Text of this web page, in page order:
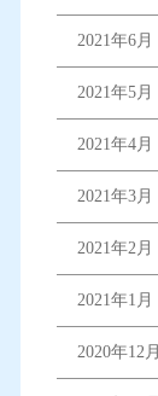
2021年6月
2021年5月
2021年4月
2021年3月
2021年2月
2021年1月
2020年12月